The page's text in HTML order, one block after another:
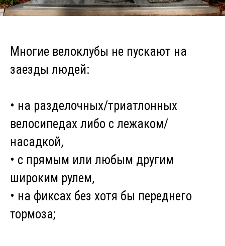
Многие велоклубы не пускают на
заезды людей:
• на разделочных/триатлонных
велосипедах либо с лежаком/
насадкой,
• с прямым или любым другим
широким рулем,
• на фиксах без хотя бы переднего
тормоза;